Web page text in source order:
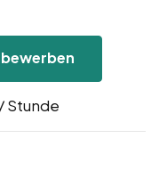
/ Stunde